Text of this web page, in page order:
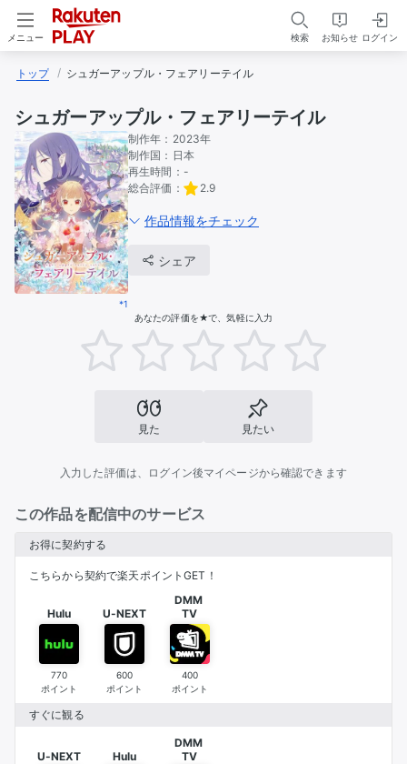
メニュー 検索 お知らせ ログイン
トップ シュガーアップル・フェアリーテイル
シュガーアップル・フェアリーテイル
*1
制作年： 2023年
制作国： 日本
再生時間： -
総合評価：
2.9
作品情報をチェック
シェア
あなたの評価を★で、気軽に入力
見た 見たい
入力した評価は、ログイン後マイページから確認できます
この作品を配信中のサービス
お得に契約する
こちらから契約で楽天ポイントGET！
Hulu
770
ポイント
U-NEXT
600
ポイント
DMM
TV
400
ポイント
すぐに観る
U-NEXT Hulu
DMM
TV